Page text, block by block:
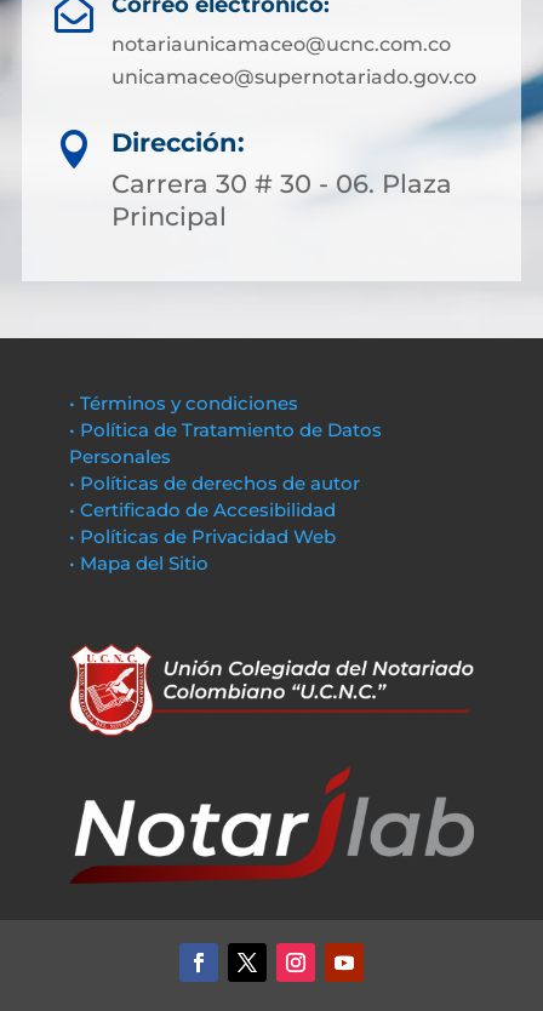

notariaunicamaceo@ucnc.com.co
unicamaceo@supernotariado.gov.co

Dirección:
Carrera 30 # 30 - 06. Plaza
Principal
• Términos y condiciones
• Política de Tratamiento de Datos
Personales
• Políticas de derechos de autor
• Certificado de Accesibilidad
• Políticas de Privacidad Web
• Mapa del Sitio